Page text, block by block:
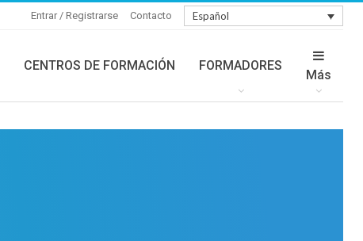
Español
Contacto
Entrar / Registrarse
CENTROS DE FORMACIÓN FORMADORES
Más